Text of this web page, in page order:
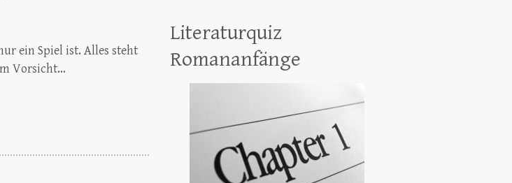
ein Spiel ist. Alles steht
Vorsicht…
Literaturquiz
Romananfänge